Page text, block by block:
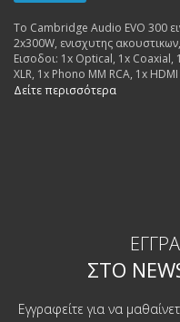
Το Cambridge Audio EVO 300
2x300W, ενισχυτης
Εισοδοι: 1x Optical, 1x Coaxial,
XLR, 1x Phono MM RCA, 1x
1x SUB RCA.
Δείτε περισσότερα
ΣΤΟ
Εγγραφείτε για να